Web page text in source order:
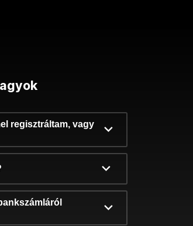
regisztráltam, vagy